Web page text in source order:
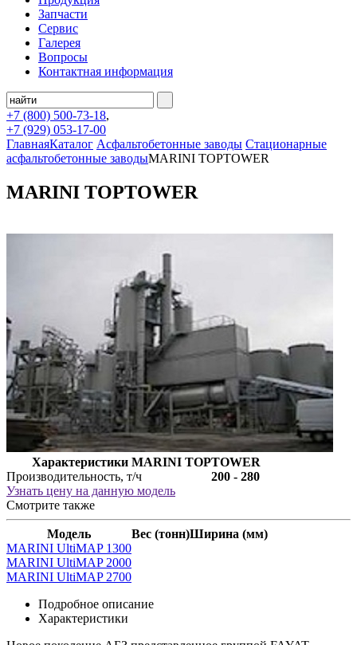
Запчасти
Сервис
Галерея
Вопросы
Контактная информация
+7 (800) 500-73-18,
+7 (929) 053-17-00
ГлавнаяКаталог Асфальтобетонные заводы Стационарные
асфальтобетонные заводыMARINI TOPTOWER
MARINI TOPTOWER
Характеристики MARINI TOPTOWER
Производительность, т/ч
200 - 280
Узнать цену на данную модель
Смотрите также
Модель Вес (тонн)Ширина (мм)
MARINI UltiMAP 1300
MARINI UltiMAP 2000
MARINI UltiMAP 2700
Подробное описание
Характеристики